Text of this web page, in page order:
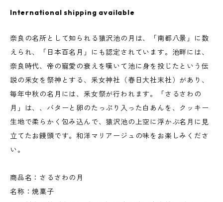
International shipping available
奈良の名所として知られる猿沢池の月は、「南都八景」に数
えられ、「日本百名月」にも認定されています。池畔には、
奈良時代、帝の寵愛の衰えを嘆いて池に身を投じたという伝
説の釆女を祭神とする、釆女神社（春日大社末社）があり、
毎年中秋の名月には、釆女祭が行われます。「さるさわの
月」は、、バターと卵のたっぷり入った白あんを、クッキー
生地で柔らかく包み込んで、猿沢池の上空に浮かぶ名月に見
立てたお饅頭です。和洋マリアージュの味をお楽しみくださ
い。
商品名：さるさわの月
名称：焼菓子